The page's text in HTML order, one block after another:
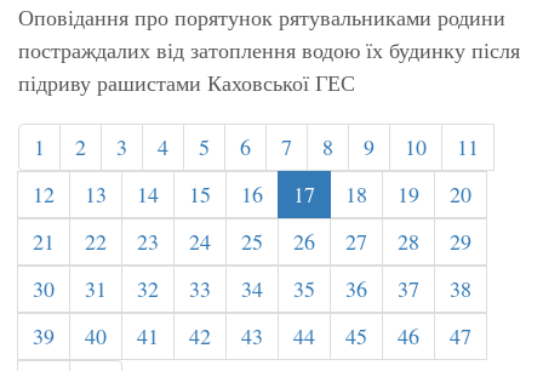
Оповідання про порятунок рятувальниками родини
постраждалих від затоплення водою їх будинку після
підриву рашистами Каховської ГЕС
1 2 3 4 5 6 7 8 9 10
11
12
13 14 15 16 17 18 19
20
21
22 23 24 25 26 27 28
29
30
31 32 33 34 35 36 37
38
39
40 41 42 43 44 45 46
47